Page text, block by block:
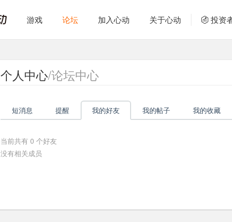
心
动
络
游戏 论坛 加入心动 关于心动 投资
个人中心/论坛中心
短消息 提醒 我的好友 我的帖子 我的收藏
当前共有 0 个好友
没有相关成员